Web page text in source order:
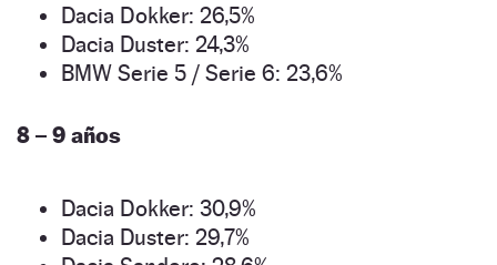
Dacia Dokker: 26,5%
Dacia Duster: 24,3%
BMW Serie 5 / Serie 6: 23,6%
8 – 9 años
Dacia Dokker: 30,9%
Dacia Duster: 29,7%